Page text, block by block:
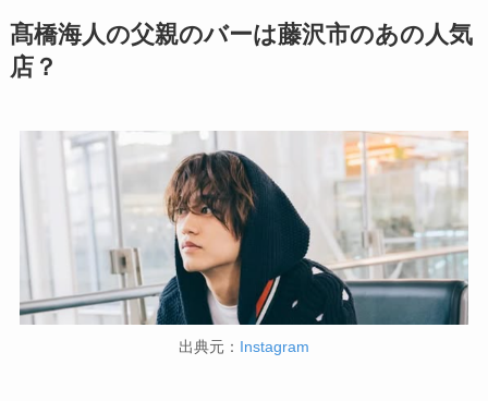
髙橋海人の父親のバーは藤沢市のあの人気
店？
出典元： Instagram